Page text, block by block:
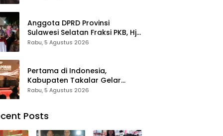
Anggota DPRD Provinsi
Sulawesi Selatan Fraksi PKB, Hj.
Fadilah Fahriana Hadiri Dan
Pengabdian Melalui Malam
Apresiasi dan Inovasi Award
2026
Rabu, 5 Agustus 2026
Pertama di Indonesia,
Kabupaten Takalar Gelar
Malam Apresiasi dan Inovasi
Publik Berprestasi
Rabu, 5 Agustus 2026
Posts